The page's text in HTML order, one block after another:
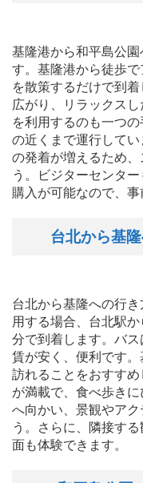
基隆港から和平島公
す。基隆港から徒歩
を散策するだけで到
広がり、リラックス
を利用するのも一つ
の近くまで運行して
の発着が増えるため
う。ビジターセンタ
購入が可能なので、事
台北から基
台北から基隆への行
用する場合、台北駅
分で到着します。バ
賃が安く、便利です
訪れることをおすす
が満載で、食べ歩き
へ向かい、景観やア
う。さらに、隣接す
面も体験できます。